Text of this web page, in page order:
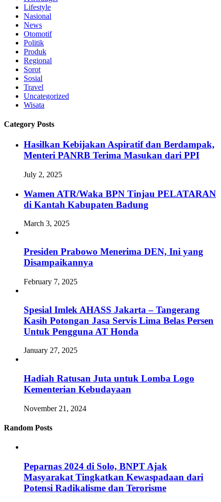
Lifestyle
Nasional
News
Otomotif
Politik
Produk
Regional
Sorot
Sosial
Travel
Uncategorized
Wisata
Category Posts
Hasilkan Kebijakan Aspiratif dan Berdampak,
Menteri PANRB Terima Masukan dari PPI
July 2, 2025
Wamen ATR/Waka BPN Tinjau PELATARAN
di Kantah Kabupaten Badung
March 3, 2025
Presiden Prabowo Menerima DEN, Ini yang
Disampaikannya
February 7, 2025
Spesial Imlek AHASS Jakarta – Tangerang
Kasih Potongan Jasa Servis Lima Belas Persen
Untuk Pengguna AT Honda
January 27, 2025
Hadiah Ratusan Juta untuk Lomba Logo
Kementerian Kebudayaan
November 21, 2024
Random Posts
Peparnas 2024 di Solo, BNPT Ajak
Masyarakat Tingkatkan Kewaspadaan dari
Potensi Radikalisme dan Terorisme